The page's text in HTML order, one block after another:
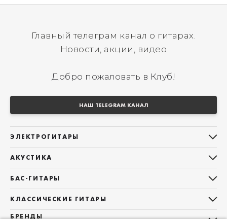
Главный телеграм канал о гитарах.
Новости, акции, видео
Добро пожаловать в Клуб!
НАШ TELEGRAM КАНАЛ
ЭЛЕКТРОГИТАРЫ
Telecaster
Les Paul
АКУСТИКА
Фолки (ОМ, 000, 00)
Гранд Аудиториум
БАС-ГИТАРЫ
КЛАССИЧЕСКИЕ ГИТАРЫ
Все классические гитары
БРЕНДЫ